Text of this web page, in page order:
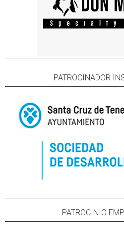
PATROCINADOR
PATROCINIO